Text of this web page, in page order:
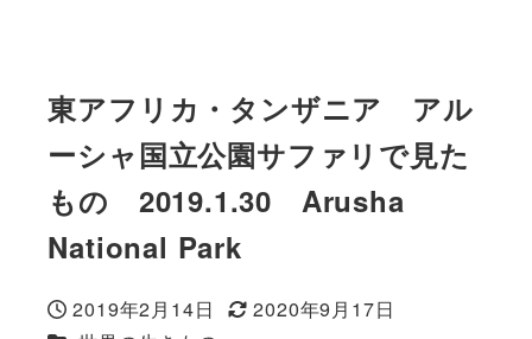
東アフリカ・タンザニア アル
ーシャ国立公園サファリで見た
もの 2019.1.30 Arusha
National Park
投稿日
2019年2月14日
更新日
2020年9月17日